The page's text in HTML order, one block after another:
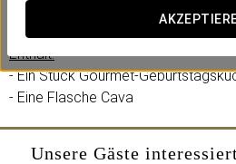
Enthält:
- Ein Stück Gourmet-
- Eine Flasche Cava
Unsere Gäste